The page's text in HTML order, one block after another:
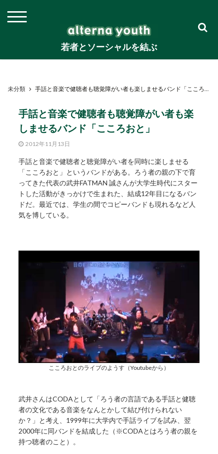
若者とソーシャルを結ぶ
未分類 手話と音楽で健聴者も聴覚障がい者も楽しませるバンド「こころおと」
手話と音楽で健聴者も聴覚障がい者も楽
しませるバンド「こころおと」
2012年11月13日
手話と音楽で健聴者と聴覚障がい者を同時に楽しませる
「こころおと」というバンドがある。ろう者の親の下で育
ってきた代表の武井FATMAN 誠さんが大学生時代にスター
トした活動がきっかけで生まれた、結成12年目になるバン
ドだ。最近では、学生の間でコピーバンドも現れるなど人
気を博している。
こころおとのライブのようす（Youtubeから）
武井さんはCODAとして「ろう者の言語である手話と健聴
者の文化である音楽をなんとかして結び付けられない
か？」と考え、1999年に大学内で手話ライブを試み、翌
2000年に同バンドを結成した（※CODAとはろう者の親を
持つ聴者のこと）。